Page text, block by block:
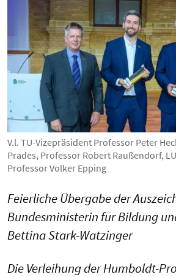
V.l. TU-Vizepräsident Professor Peter
Prades, Professor Robert Raußendorf,
Professor Volker Epping
Feierliche Übergabe der
Bundesministerin für Bildung
Bettina Stark-Watzinger
Die Verleihung der Humboldt-